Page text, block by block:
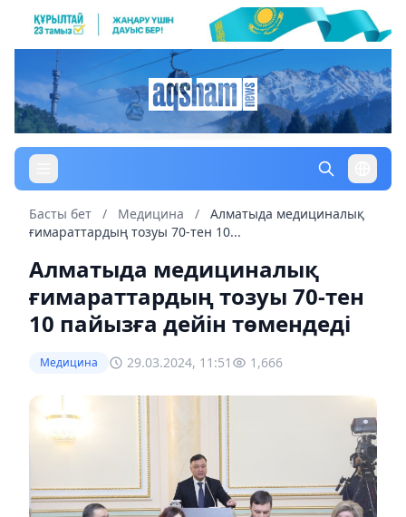
Басты бет / Медицина /
Алматыда медициналық
ғимараттардың тозуы 70-тен 10...
Алматыда медициналық
ғимараттардың тозуы 70-тен
10 пайызға дейін төмендеді
Медицина 29.03.2024, 11:51 1,666